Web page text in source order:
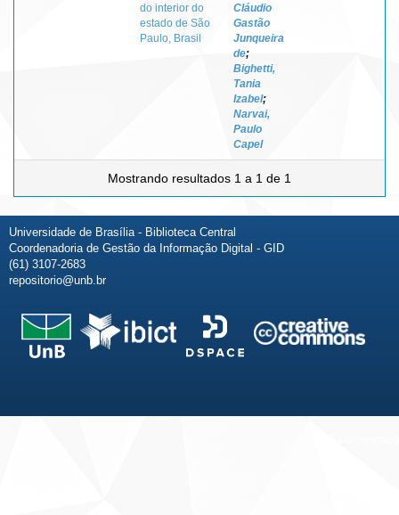
do interior do
estado de São
Paulo, Brasil
Cláudio
Gastão
Junqueira
de;
Bighetti,
Tania
Izabel;
Narvai,
Paulo
Capel
Mostrando resultados 1 a 1 de 1
Universidade de Brasília - Biblioteca Central
Coordenadoria de Gestão da Informação Digital - GID
(61) 3107-2683
repositorio@unb.br